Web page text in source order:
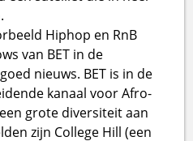
Hiphop en RnB
van BET in de
nieuws. BET is in de
kanaal voor Afro-
grote diversiteit aan
zijn College Hill (een